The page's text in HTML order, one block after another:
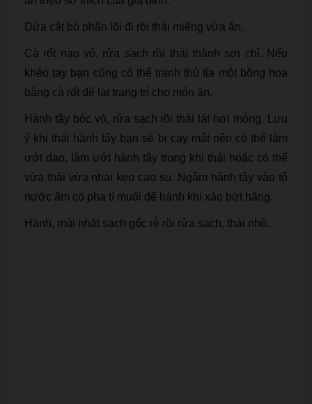
Dứa cắt bỏ phần lõi đi rồi thái miếng vừa ăn.
Cà rốt nạo vỏ, rửa sạch rồi thái thành sợi chỉ. Nếu
khéo tay bạn cũng có thể tranh thủ tỉa một bông hoa
bằng cà rốt để lát trang trí cho món ăn.
Hành tây bóc vỏ, rửa sạch rồi thái lát hơi mỏng. Lưu
ý khi thái hành tây bạn sẽ bị cay mắt nên có thể làm
ướt dao, làm ướt hành tây trong khi thái hoặc có thể
vừa thái vừa nhai kẹo cao su. Ngâm hành tây vào tô
nước ấm có pha tí muối để hành khi xào bớt hăng.
Hành, mùi nhặt sạch gốc rễ rồi rửa sạch, thái nhỏ.